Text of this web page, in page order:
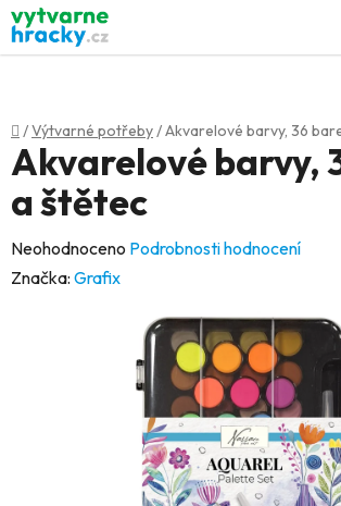
Přejít
na
obsah
Domů
/Výtvarné potřeby/Akvarelové barvy, 36
Akvarelové barvy,
a štětec
Průměrné
hodnocení
Neohodnoceno Podrobnosti hodnocení
Značka: Grafix